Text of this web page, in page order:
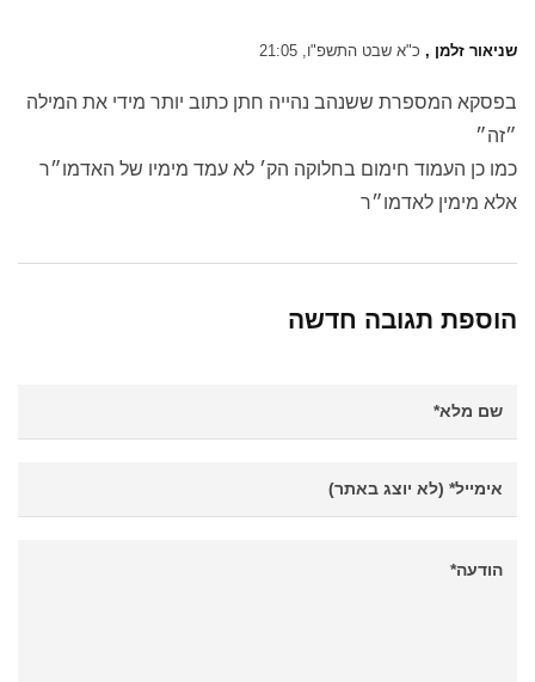
שניאור זלמן , כ"א שבט התשפ"ו, 21:05
בפסקא המספרת ששנהב נהייה חתן כתוב יותר מידי את המילה
״זה״
כמו כן העמוד חימום בחלוקה הק׳ לא עמד מימיו של האדמו״ר
אלא מימין לאדמו״ר
הוספת תגובה חדשה